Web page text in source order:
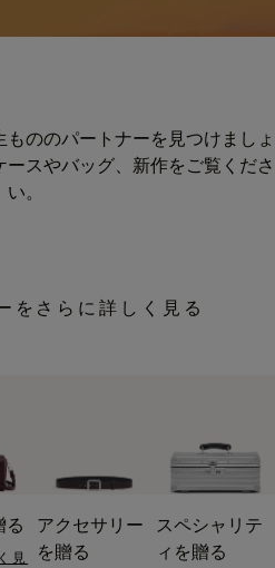
ののパートナーを見つけましょ
スやバッグ、新作をご覧くださ
い。
をさらに詳しく見る
る
見
アクセサリー
を贈る
スペシャリテ
ィを贈る